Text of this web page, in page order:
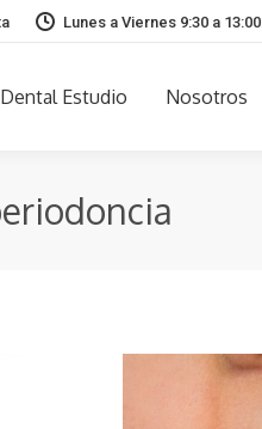
Lunes a Viernes 9:30 a
Estudio Nosotros